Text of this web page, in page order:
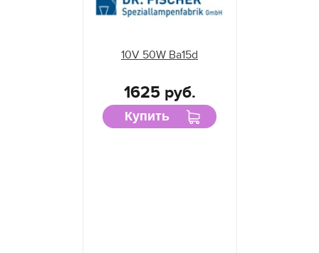
10V 50W Ba15d
1625 руб.
Купить